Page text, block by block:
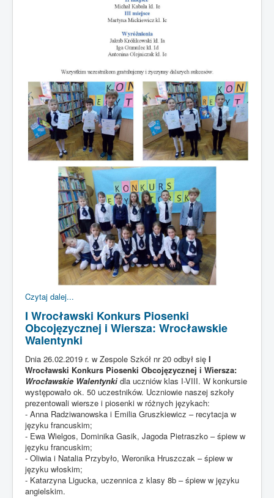
Czytaj dalej...
I Wrocławski Konkurs Piosenki
Obcojęzycznej i Wiersza: Wrocławskie
Walentynki
Dnia 26.02.2019 r. w Zespole Szkół nr 20 odbył się I
Wrocławski Konkurs Piosenki Obcojęzycznej i Wiersza:
Wrocławskie Walentynki dla uczniów klas I-VIII. W konkursie
występowało ok. 50 uczestników. Uczniowie naszej szkoły
prezentowali wiersze i piosenki w różnych językach:
- Anna Radziwanowska i Emilia Gruszkiewicz – recytacja w
języku francuskim;
- Ewa Wielgos, Dominika Gasik, Jagoda Pietraszko – śpiew w
języku francuskim;
- Oliwia i Natalia Przybyło, Weronika Hruszczak – śpiew w
języku włoskim;
- Katarzyna Ligucka, uczennica z klasy 8b – śpiew w języku
angielskim.